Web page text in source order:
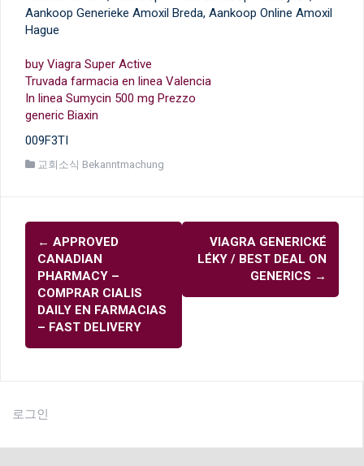
Aankoop Generieke Amoxil Breda, Aankoop Online Amoxil
Hague
buy Viagra Super Active
Truvada farmacia en linea Valencia
In linea Sumycin 500 mg Prezzo
generic Biaxin
009F3TI
교회소식 Bekanntmachung
글
내
비
게
이
션
← APPROVED
CANADIAN
PHARMACY –
COMPRAR CIALIS
DAILY EN FARMACIAS
– FAST DELIVERY
VIAGRA GENERICKÉ
LÉKY / BEST DEAL ON
GENERICS →
로그인